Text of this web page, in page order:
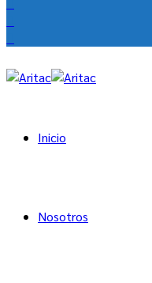
Inicio
Nosotros